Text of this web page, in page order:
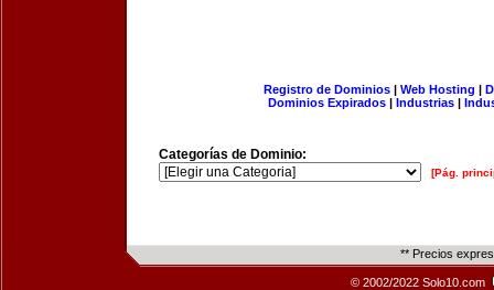
Registro de Dominios| Web Hosting |
Dominios Expirados | Industrias |
Categorías de Dominio:
[Pág.
** Precios
© 2002/2022 Solo10.com